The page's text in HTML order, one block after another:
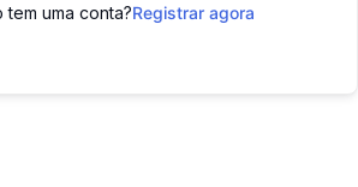
tem uma conta?Registrar agora